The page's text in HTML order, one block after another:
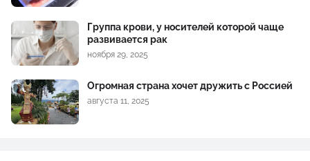
Группа крови, у носителей которой чаще
развивается рак
ноября 29, 2025
Огромная страна хочет дружить с Россией
августа 11, 2025